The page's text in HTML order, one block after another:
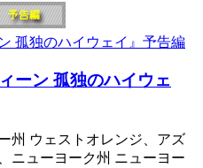
ーン 孤独のハイウェ
州 ウェストオレンジ、アズ
ニューヨーク州 ニューヨー